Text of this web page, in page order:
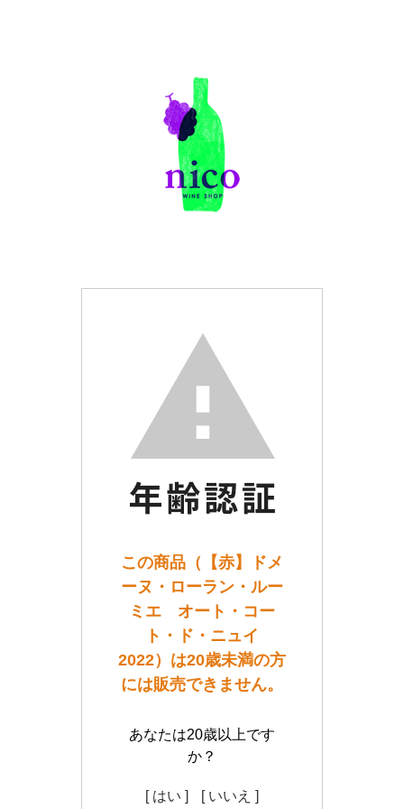
この商品（【赤】ドメ
ーヌ・ローラン・ルー
ミエ オート・コー
ト・ド・ニュイ
2022）は20歳未満の方
には販売できません。
あなたは20歳以上です
か？
[ はい ] [ いいえ ]